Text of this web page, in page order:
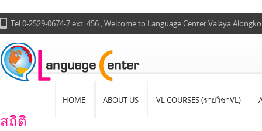
Tel.0-2529-0674-7 ext. 456 , Welcome to Language Center Valaya
HOME ABOUT US VL COURSES (รายวิชาVL)
สถิติ